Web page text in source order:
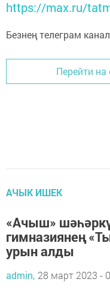
https://max.ru/
Безнең телеграм
Перейти на
АЧЫК ИШЕК
«Ачыш»
гимназиянең
урын алды
admin, 28 март 2023 -